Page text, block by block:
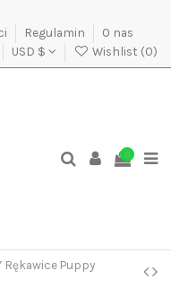
Regulamin
O nas
USD $ Wishlist (0)
0
Rękawice Puppy